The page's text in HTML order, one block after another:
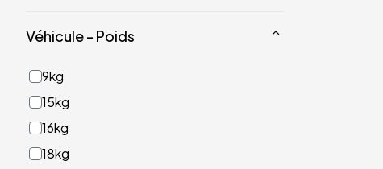
Véhicule - Poids
9kg
15kg
16kg
18kg